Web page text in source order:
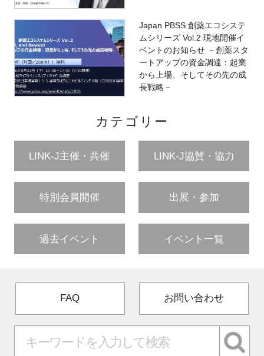
Japan PBSS 創薬エコシステ
ムシリーズ Vol.2 現地開催イ
ベントのお知らせ －創薬スタ
ートアップの資金調達：起業
から上場、そしてその先の成
長戦略－
カテゴリー
LINK-J主催・共催 LINK-J協賛・協力
特別会員開催 出展・参加
過去イベント イベント一覧
FAQ お問い合わせ